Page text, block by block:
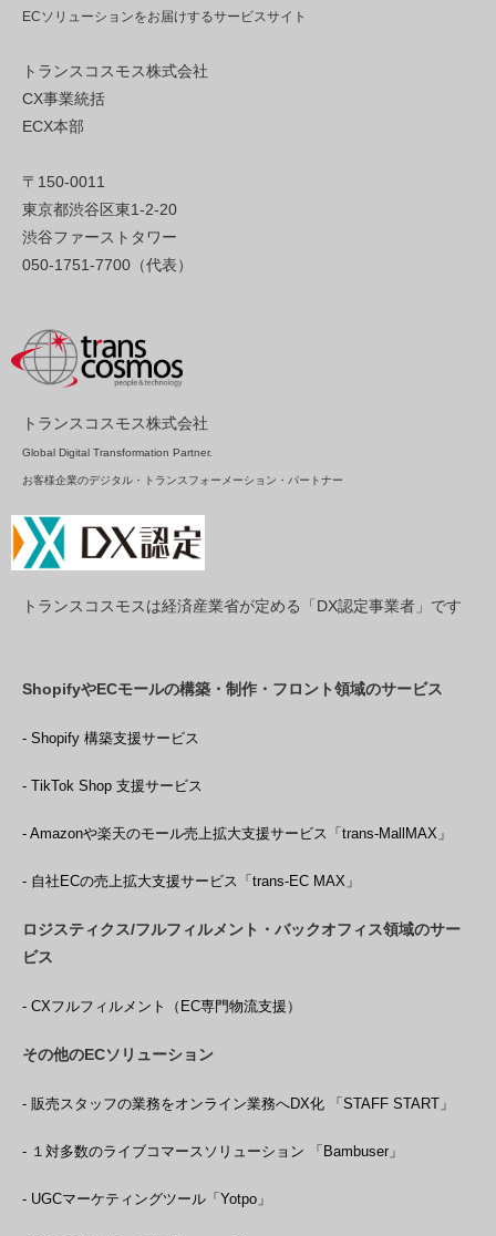
ECソリューションをお届けするサービスサイト
トランスコスモス株式会社
CX事業統括
ECX本部
〒150-0011
東京都渋谷区東1-2-20
渋谷ファーストタワー
050-1751-7700（代表）
トランスコスモス株式会社
Global Digital Transformation Partner.
お客様企業のデジタル・トランスフォーメーション・パートナー
トランスコスモスは経済産業省が定める「DX認定事業者」です
ShopifyやECモールの構築・制作・フロント領域のサービス
- Shopify 構築支援サービス
- TikTok Shop 支援サービス
- Amazonや楽天のモール売上拡大支援サービス「trans-MallMAX」
- 自社ECの売上拡大支援サービス「trans-EC MAX」
ロジスティクス/フルフィルメント・バックオフィス領域のサー
ビス
- CXフルフィルメント（EC専門物流支援）
その他のECソリューション
- 販売スタッフの業務をオンライン業務へDX化 「STAFF START」
- １対多数のライブコマースソリューション 「Bambuser」
- UGCマーケティングツール「Yotpo」